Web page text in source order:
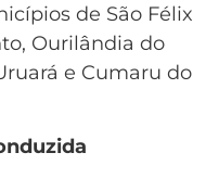
de São Félix
Ourilândia do
e Cumaru do